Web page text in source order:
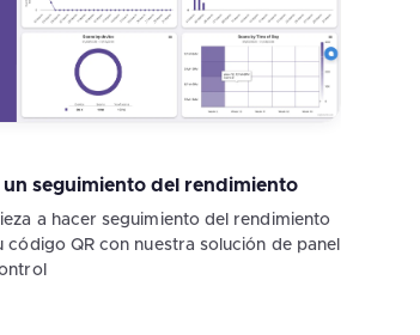
un seguimiento del rendimiento
a hacer seguimiento del rendimiento
código QR con nuestra solución de panel